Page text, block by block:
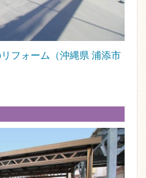
フォーム（沖縄県 浦添市